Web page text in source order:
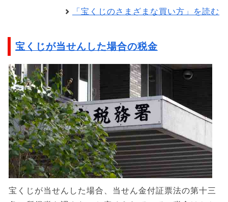
「宝くじのさまざまな買い方」を読む
宝くじが当せんした場合の税金
宝くじが当せんした場合、当せん金付証票法の第十三